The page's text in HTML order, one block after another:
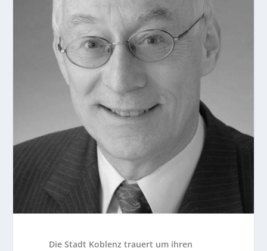
Die Stadt Koblenz trauert um ihren